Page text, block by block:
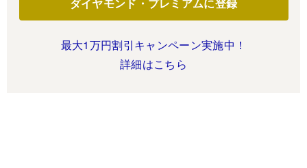
最大1万円割引キャンペーン実施中！
詳細はこちら